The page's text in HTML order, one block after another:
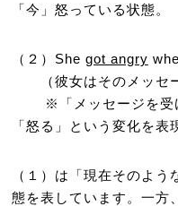
「今」怒っている状態。
（２）Shegot angry
（彼女はそのメッセー
※「メッセージを受け
「怒る」という変化を表
（１）は「現在そのよ
態を表しています。一方